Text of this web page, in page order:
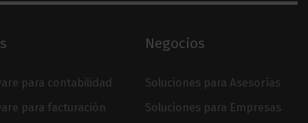
para contabilidad
para facturación
Negocios
Soluciones para Asesorías
Soluciones para Empresas